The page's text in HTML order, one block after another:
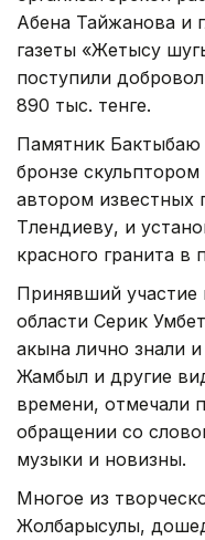
Абена Тайжанова и
газеты «Жетысу
поступили
890 тыс. тенге.
Памятник
бронзе
автором известных
Тлендиеву, и
красного гранита в
Принявший участие
области Серик
акына лично знали
Жамбыл и другие
времени, отмечали
обращении со
музыки и новизны.
Многое из
Жолбарысулы,